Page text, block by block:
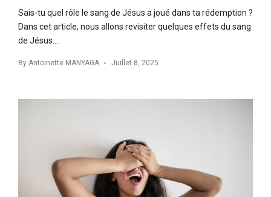
Sais-tu quel rôle le sang de Jésus a joué dans ta rédemption ?
Dans cet article, nous allons revisiter quelques effets du sang
de Jésus….
By Antoinette MANYAGA Juillet 8, 2025